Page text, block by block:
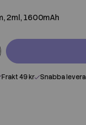
2ml, 1600mAh
Frakt 49 kr Snabba